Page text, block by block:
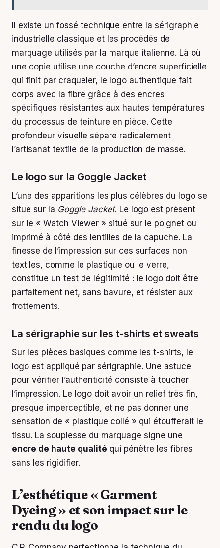
Il existe un fossé technique entre la sérigraphie
industrielle classique et les procédés de
marquage utilisés par la marque italienne. Là où
une copie utilise une couche d’encre superficielle
qui finit par craqueler, le logo authentique fait
corps avec la fibre grâce à des encres
spécifiques résistantes aux hautes températures
du processus de teinture en pièce. Cette
profondeur visuelle sépare radicalement
l’artisanat textile de la production de masse.
Le logo sur la Goggle Jacket
L’une des apparitions les plus célèbres du logo se
situe sur la Goggle Jacket. Le logo est présent
sur le « Watch Viewer » situé sur le poignet ou
imprimé à côté des lentilles de la capuche. La
finesse de l’impression sur ces surfaces non
textiles, comme le plastique ou le verre,
constitue un test de légitimité : le logo doit être
parfaitement net, sans bavure, et résister aux
frottements.
La sérigraphie sur les t-shirts et sweats
Sur les pièces basiques comme les t-shirts, le
logo est appliqué par sérigraphie. Une astuce
pour vérifier l’authenticité consiste à toucher
l’impression. Le logo doit avoir un relief très fin,
presque imperceptible, et ne pas donner une
sensation de « plastique collé » qui étoufferait le
tissu. La souplesse du marquage signe une
encre de haute qualité qui pénètre les fibres
sans les rigidifier.
L’esthétique « Garment
Dyeing » et son impact sur le
rendu du logo